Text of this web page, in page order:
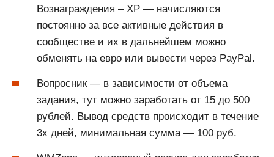
Вознаграждения – XP — начисляются
постоянно за все активные действия в
сообществе и их в дальнейшем можно
обменять на евро или вывести через PayPal.
Вопросник — в зависимости от объема
задания, тут можно заработать от 15 до 500
рублей. Вывод средств происходит в течение
3х дней, минимальная сумма — 100 руб.